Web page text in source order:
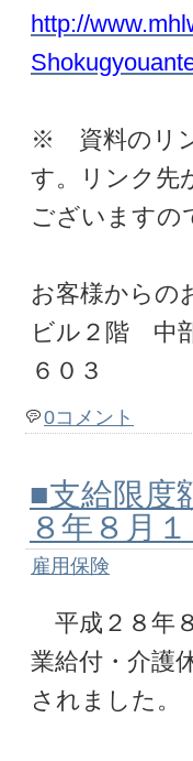
http://
※ 資料のリ
す。リンク先
ございますの
お客様からの
ビル２階 中
６０３
0コメント
■支給限度
８年８月
雇用保険
平成２８年
業給付・介護
されました。